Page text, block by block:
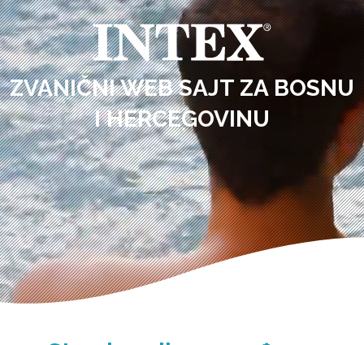
ZVANIČNI WEB SAJT ZA BOSNU
I HERCEGOVINU